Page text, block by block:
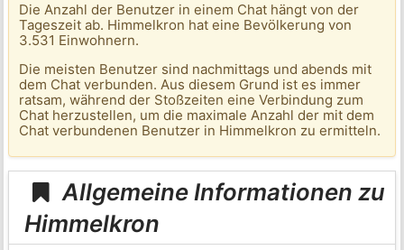
Die Anzahl der Benutzer in einem Chat hängt von der
Tageszeit ab. Himmelkron hat eine Bevölkerung von
3.531 Einwohnern.
Die meisten Benutzer sind nachmittags und abends mit
dem Chat verbunden. Aus diesem Grund ist es immer
ratsam, während der Stoßzeiten eine Verbindung zum
Chat herzustellen, um die maximale Anzahl der mit dem
Chat verbundenen Benutzer in Himmelkron zu ermitteln.
Allgemeine Informationen zu
Himmelkron